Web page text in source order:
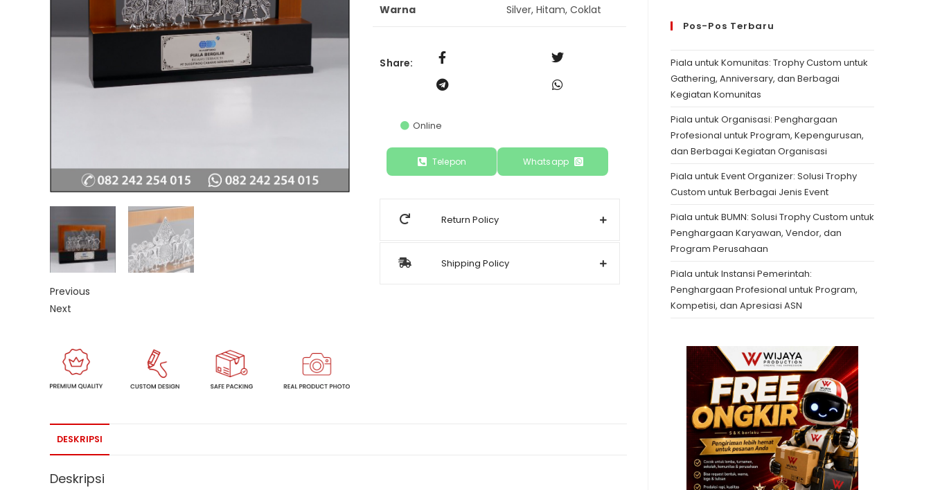
Previous
Next
Warna Silver, Hitam, Coklat
Share:
Online
Telepon Whatsapp
Return Policy
Shipping Policy
DESKRIPSI
Deskripsi
Pos-Pos Terbaru
Piala untuk Komunitas: Trophy Custom untuk
Gathering, Anniversary, dan Berbagai
Kegiatan Komunitas
Piala untuk Organisasi: Penghargaan
Profesional untuk Program, Kepengurusan,
dan Berbagai Kegiatan Organisasi
Piala untuk Event Organizer: Solusi Trophy
Custom untuk Berbagai Jenis Event
Piala untuk BUMN: Solusi Trophy Custom untuk
Penghargaan Karyawan, Vendor, dan
Program Perusahaan
Piala untuk Instansi Pemerintah:
Penghargaan Profesional untuk Program,
Kompetisi, dan Apresiasi ASN